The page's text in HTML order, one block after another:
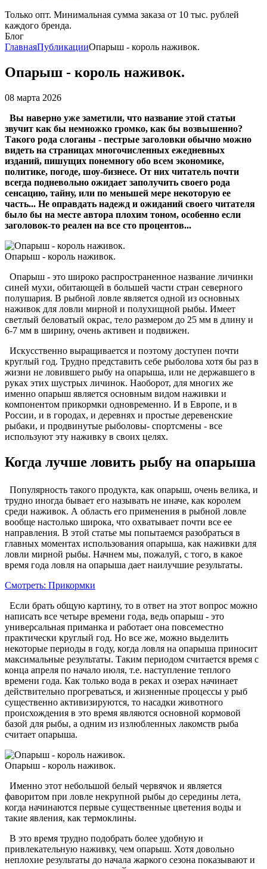
Только опт. Минимальная сумма заказа от 10 тыс. рублей
каждого бренда.
Блог
ГлавнаяПубликацииОпарыш - король наживок.
Опарыш - король наживок.
08 марта 2026
Вы наверно уже заметили, что название этой статьи
звучит как бы немножко громко, как бы возвышенно?
Такого рода слоганы - пестрые заголовки обычно можно
видеть на страницах многочисленных ежедневных
изданий, пишущих понемногу обо всем экономике,
политике, погоде, шоу-бизнесе. От них читатель почти
всегда подневольно ожидает заполучить своего рода
сенсацию, тайну, или по меньшей мере некоторую ее
часть... Не оправдать надежд и ожиданий своего читателя
было бы на месте автора плохим тоном, особенно если
заголовок-то реален на все сто процентов...
Опарыш - король наживок.
Опарыш - это широко распространенное название личинки
синей мухи, обитающей в большей части стран северного
полушария. В рыбной ловле является одной из основных
наживок для ловли мирной и полухищной рыбы. Имеет
светлый беловатый окрас, тело размером до 25 мм в длину и
6-7 мм в ширину, очень активен и подвижен.
Искусственно выращивается и поэтому доступен почти
круглый год. Трудно представить себе рыболова хотя бы раз в
жизни не ловившего рыбу на опарыша, или не державшего в
руках этих шустрых личинок. Наоборот, для многих же
именно опарыш является основным видом наживки и
компонентом прикормки одновременно. И в Европе, и в
России, и в городах, и деревнях и простые деревенские
рыбаки, и продвинутые рыболовы- спортсмены - все
используют эту наживку в своих целях.
Когда лучше ловить рыбу на опарыша
Популярность такого продукта, как опарыш, очень велика, и
трудно иногда бывает его называть не иначе, как королем
среди наживок. А область его применения в рыбной ловле
вообще настолько широка, что охватывает почти все ее
направления. В этой статье мы попытаемся разобраться в
главных моментах использования опарыша, как наживки для
ловли мирной рыбы. Начнем мы, пожалуй, с того, в какое
время года ловля на опарыша дает наилучшие результаты.
Смотреть: Прикормки
Если брать общую картину, то в ответ на этот вопрос можно
написать все четыре времени года, ведь опарыш - это
универсальная приманка и работает она повсеместно
практически круглый год. Но все же, можно выделить
некоторые периоды в году, когда ловля на опарыша приносит
максимальные результаты. Таким периодом считается время с
конца апреля по начало июля, т.е. наступление теплого
времени года. Как только вода в реках и озерах начинает
действительно прогреваться, и жизненные процессы у рыб
существенно активизируются, то насадки животного
происхождения в это время являются основной кормовой
базой для рыбы, а одним из излюбленных лакомств рыба
считает опарыша.
Опарыш - король наживок.
Именно этот небольшой белый червячок и является
фаворитом при ловле некрупной рыбы до середины лета,
когда начинаются первые существенные цветения воды и
такие явления, как термоклины.
В это время трудно подобрать более удобную и
привлекательную наживку, чем опарыш. Хотя довольно
неплохие результаты до начала жаркого сезона показывают и